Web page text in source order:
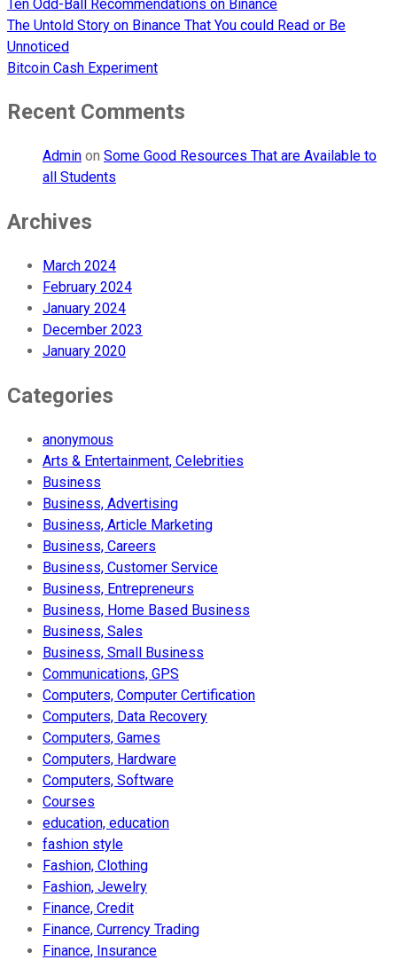
Ten Odd-Ball Recommendations on Binance
The Untold Story on Binance That You could Read or Be
Unnoticed
Bitcoin Cash Experiment
Recent Comments
Admin on Some Good Resources That are Available to
all Students
Archives
March 2024
February 2024
January 2024
December 2023
January 2020
Categories
anonymous
Arts & Entertainment, Celebrities
Business
Business, Advertising
Business, Article Marketing
Business, Careers
Business, Customer Service
Business, Entrepreneurs
Business, Home Based Business
Business, Sales
Business, Small Business
Communications, GPS
Computers, Computer Certification
Computers, Data Recovery
Computers, Games
Computers, Hardware
Computers, Software
Courses
education, education
fashion style
Fashion, Clothing
Fashion, Jewelry
Finance, Credit
Finance, Currency Trading
Finance, Insurance